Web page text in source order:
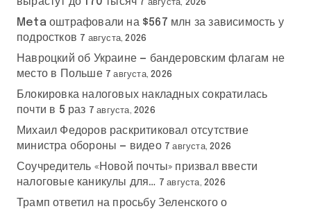
7 августа, 2026
Meta оштрафовали на $567 млн за зависимость у
подростков 7 августа, 2026
Навроцкий об Украине — бандеровским флагам не
место в Польше 7 августа, 2026
Блокировка налоговых накладных сократилась
почти в 5 раз 7 августа, 2026
Михаил Федоров раскритиковал отсутствие
министра обороны — видео 7 августа, 2026
Соучредитель «Новой почты» призвал ввести
налоговые каникулы для… 7 августа, 2026
Трамп ответил на просьбу Зеленского о